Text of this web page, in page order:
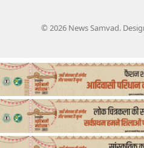
© 2026 News Samvad.